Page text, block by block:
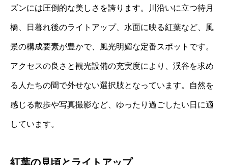
ズンには圧倒的な美しさを誇ります。川沿いに立つ待月
橋、日暮れ後のライトアップ、水面に映る紅葉など、風
景の構成要素が豊かで、風光明媚な定番スポットです。
アクセスの良さと観光設備の充実度により、渓谷を求め
る人たちの間で外せない選択肢となっています。自然を
感じる散歩や写真撮影など、ゆったり過ごしたい日に適
しています。
紅葉の見頃とライトアップ